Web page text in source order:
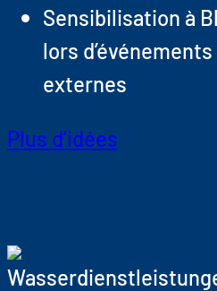
Sensibilisation à
lors
externes
Plus d’idées